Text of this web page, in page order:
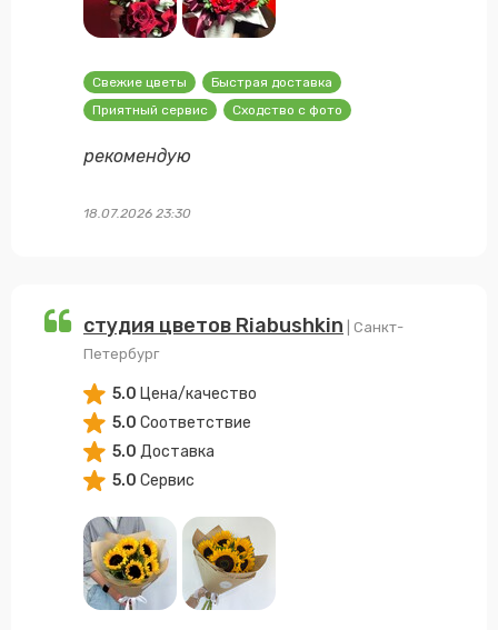
Свежие цветы
Быстрая доставка
Приятный сервис
Сходство с фото
рекомендую
18.07.2026 23:30
студия цветов Riabushkin | Санкт-
Петербург
5.0 Цена/качество
5.0 Соответствие
5.0 Доставка
5.0 Сервис